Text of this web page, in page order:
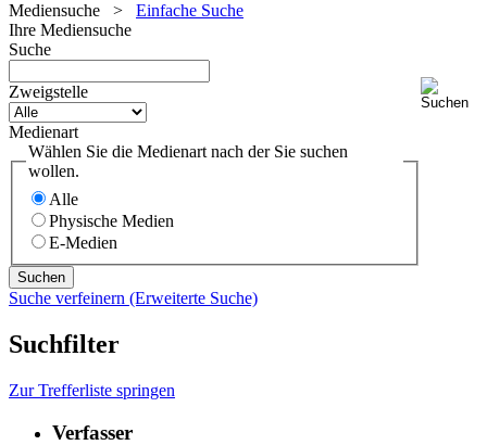
Mediensuche > Einfache Suche
Ihre Mediensuche
Suche
Zweigstelle
Medienart
Wählen Sie die Medienart nach der Sie suchen
wollen.
Alle
Physische Medien
E-Medien
Suche verfeinern (Erweiterte Suche)
Suchfilter
Zur Trefferliste springen
Verfasser